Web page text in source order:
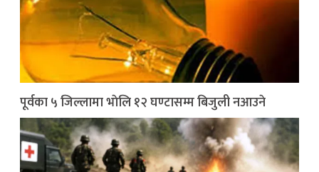
पूर्वका ५ जिल्लामा भाेलि १२ घण्टासम्म बिजुली नआउने